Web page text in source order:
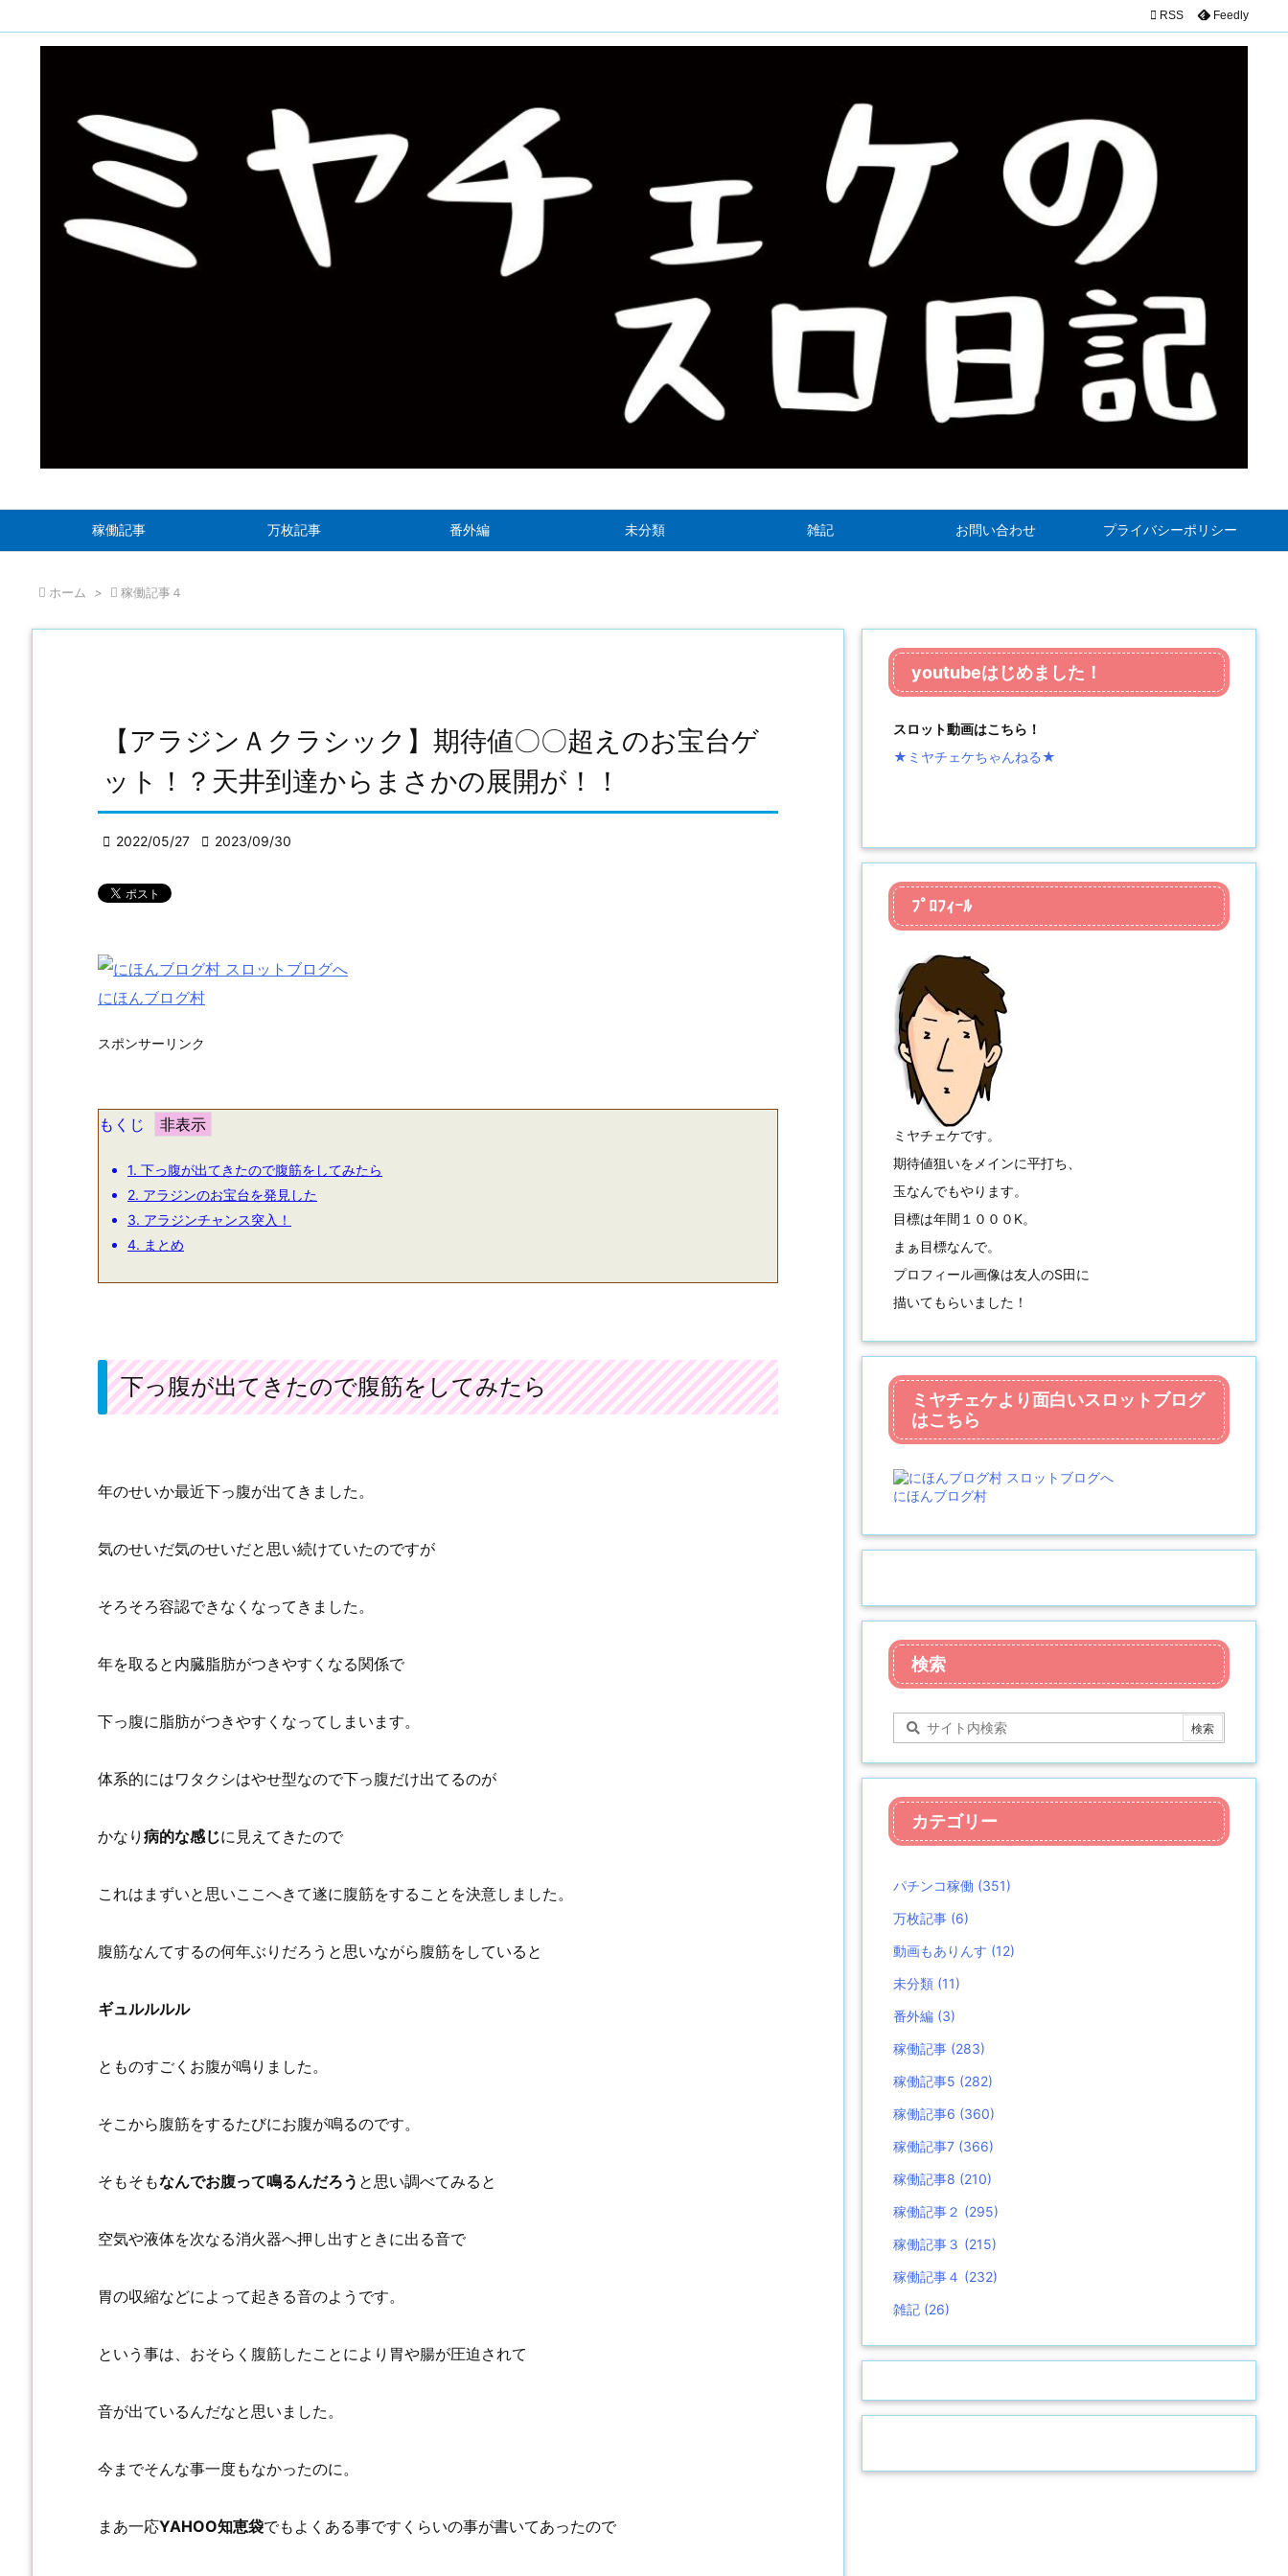
稼働記事 万枚記事 番外編 未分類 雑記 お問い合わせ プライバシーポリシー
 RSS Feedly
 ホーム >  稼働記事４
【アラジンＡクラシック】期待値〇〇超えのお宝台ゲ
ット！？天井到達からまさかの展開が！！
 2022/05/27  2023/09/30
にほんブログ村
スポンサーリンク
もくじ
1. 下っ腹が出てきたので腹筋をしてみたら
2. アラジンのお宝台を発見した
3. アラジンチャンス突入！
4. まとめ
下っ腹が出てきたので腹筋をしてみたら
年のせいか最近下っ腹が出てきました。
気のせいだ気のせいだと思い続けていたのですが
そろそろ容認できなくなってきました。
年を取ると内臓脂肪がつきやすくなる関係で
下っ腹に脂肪がつきやすくなってしまいます。
体系的にはワタクシはやせ型なので下っ腹だけ出てるのが
かなり 病的な感じに見えてきたので
これはまずいと思いここへきて遂に腹筋をすることを決意しました。
腹筋なんてするの何年ぶりだろうと思いながら腹筋をしていると
ギュルルルル
とものすごくお腹が鳴りました。
そこから腹筋をするたびにお腹が鳴るのです。
そもそもなんでお腹って鳴るんだろう と思い調べてみると
空気や液体を次なる消火器へ押し出すときに出る音で
胃の収縮などによって起きる音のようです。
という事は、おそらく腹筋したことにより胃や腸が圧迫されて
音が出ているんだなと思いました。
今までそんな事一度もなかったのに。
まあ一応YAHOO知恵袋でもよくある事ですくらいの事が書いてあったので
youtubeはじめました！
スロット動画はこちら！
★ミヤチェケちゃんねる★
ﾌﾟﾛﾌｨｰﾙ
ミヤチェケです。
期待値狙いをメインに平打ち、
玉なんでもやります。
目標は年間１０００K。
まぁ目標なんで。
プロフィール画像は友人のS田に
描いてもらいました！
ミヤチェケより面白いスロットブログ
はこちら
にほんブログ村
検索
カテゴリー
パチンコ稼働 (351)
万枚記事 (6)
動画もありんす (12)
未分類 (11)
番外編 (3)
稼働記事 (283)
稼働記事5 (282)
稼働記事6 (360)
稼働記事7 (366)
稼働記事8 (210)
稼働記事２ (295)
稼働記事３ (215)
稼働記事４ (232)
雑記 (26)